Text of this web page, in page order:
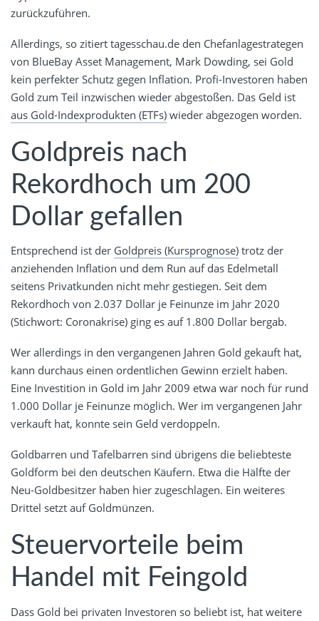
zurückzuführen.
Allerdings, so zitiert tagesschau.de den Chefanlagestrategen
von BlueBay Asset Management, Mark Dowding, sei Gold
kein perfekter Schutz gegen Inflation. Profi-Investoren haben
Gold zum Teil inzwischen wieder abgestoßen. Das Geld ist
aus Gold-Indexprodukten (ETFs) wieder abgezogen worden.
Goldpreis nach
Rekordhoch um 200
Dollar gefallen
Entsprechend ist der Goldpreis (Kursprognose) trotz der
anziehenden Inflation und dem Run auf das Edelmetall
seitens Privatkunden nicht mehr gestiegen. Seit dem
Rekordhoch von 2.037 Dollar je Feinunze im Jahr 2020
(Stichwort: Coronakrise) ging es auf 1.800 Dollar bergab.
Wer allerdings in den vergangenen Jahren Gold gekauft hat,
kann durchaus einen ordentlichen Gewinn erzielt haben.
Eine Investition in Gold im Jahr 2009 etwa war noch für rund
1.000 Dollar je Feinunze möglich. Wer im vergangenen Jahr
verkauft hat, konnte sein Geld verdoppeln.
Goldbarren und Tafelbarren sind übrigens die beliebteste
Goldform bei den deutschen Käufern. Etwa die Hälfte der
Neu-Goldbesitzer haben hier zugeschlagen. Ein weiteres
Drittel setzt auf Goldmünzen.
Steuervorteile beim
Handel mit Feingold
Dass Gold bei privaten Investoren so beliebt ist, hat weitere